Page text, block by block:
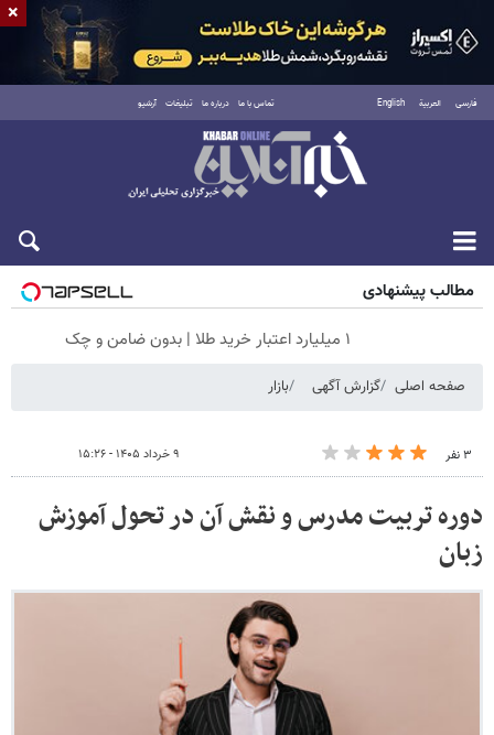
فارسی العربية English تماس با ما درباره ما تبلیغات آرشیو
جمعه ۱۶ مرداد ۱۴۰۵
مطالب پیشنهادی
۱ میلیارد اعتبار خرید طلا | بدون ضامن و چک
صفحه اصلی گزارش آگهی بازار
۳ نفر ۹ خرداد ۱۴۰۵ - ۱۵:۲۶
دوره تربیت مدرس و نقش آن در تحول آموزش
زبان
×